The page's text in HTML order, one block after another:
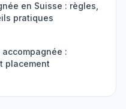
en Suisse : règles,
pratiques
:
placement